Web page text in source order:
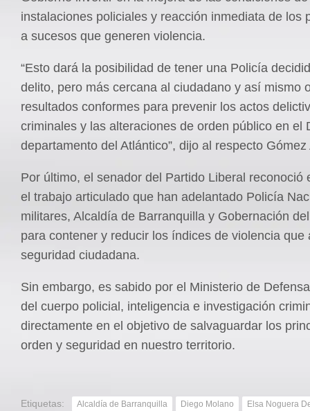
instalaciones policiales y reacción inmediata de los
a sucesos que generen violencia.
“Esto dará la posibilidad de tener una Policía
delito, pero más cercana al ciudadano y así mismo
resultados conformes para prevenir los actos
criminales y las alteraciones de orden público en el
departamento del Atlántico”, dijo al respecto Gómez
Por último, el senador del Partido Liberal reconoció
el trabajo articulado que han adelantado Policía
militares, Alcaldía de Barranquilla y Gobernación
para contener y reducir los índices de violencia que
seguridad ciudadana.
Sin embargo, es sabido por el Ministerio de
del cuerpo policial, inteligencia e investigación
directamente en el objetivo de salvaguardar los
orden y seguridad en nuestro territorio.
Etiquetas: Alcaldía de Barranquilla Diego Molano
Elsa Noguera